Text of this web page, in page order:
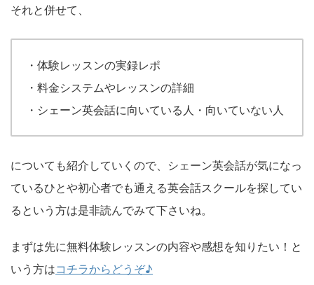
それと併せて、
・体験レッスンの実録レポ
・料金システムやレッスンの詳細
・シェーン英会話に向いている人・向いていない人
についても紹介していくので、シェーン英会話が気になっ
ているひとや初心者でも通える英会話スクールを探してい
るという方は是非読んでみて下さいね。
まずは先に無料体験レッスンの内容や感想を知りたい！と
いう方はコチラからどうぞ♪